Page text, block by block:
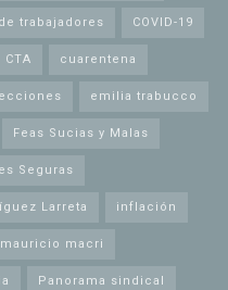
trabajadores COVID-19
CTA cuarentena
emilia trabucco
Feas Sucias y Malas
Seguras
Larreta inflación
mauricio macri
Panorama sindical